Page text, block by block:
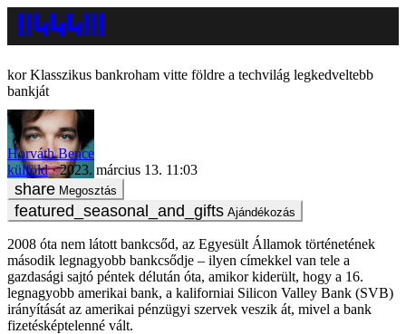
Klasszikus bankroham vitte földre a techvilág legkedveltebb
bankját
Horváth Bence
külföld
2023. március 13. 11:03
Megosztás
Ajándékozás
2008 óta nem látott bankcsőd, az Egyesült Államok történetének
második legnagyobb bankcsődje – ilyen címekkel van tele a
gazdasági sajtó péntek délután óta, amikor kiderült, hogy a 16.
legnagyobb amerikai bank, a kaliforniai Silicon Valley Bank (SVB)
irányítását az amerikai pénzügyi szervek veszik át, mivel a bank
fizetésképtelenné vált.